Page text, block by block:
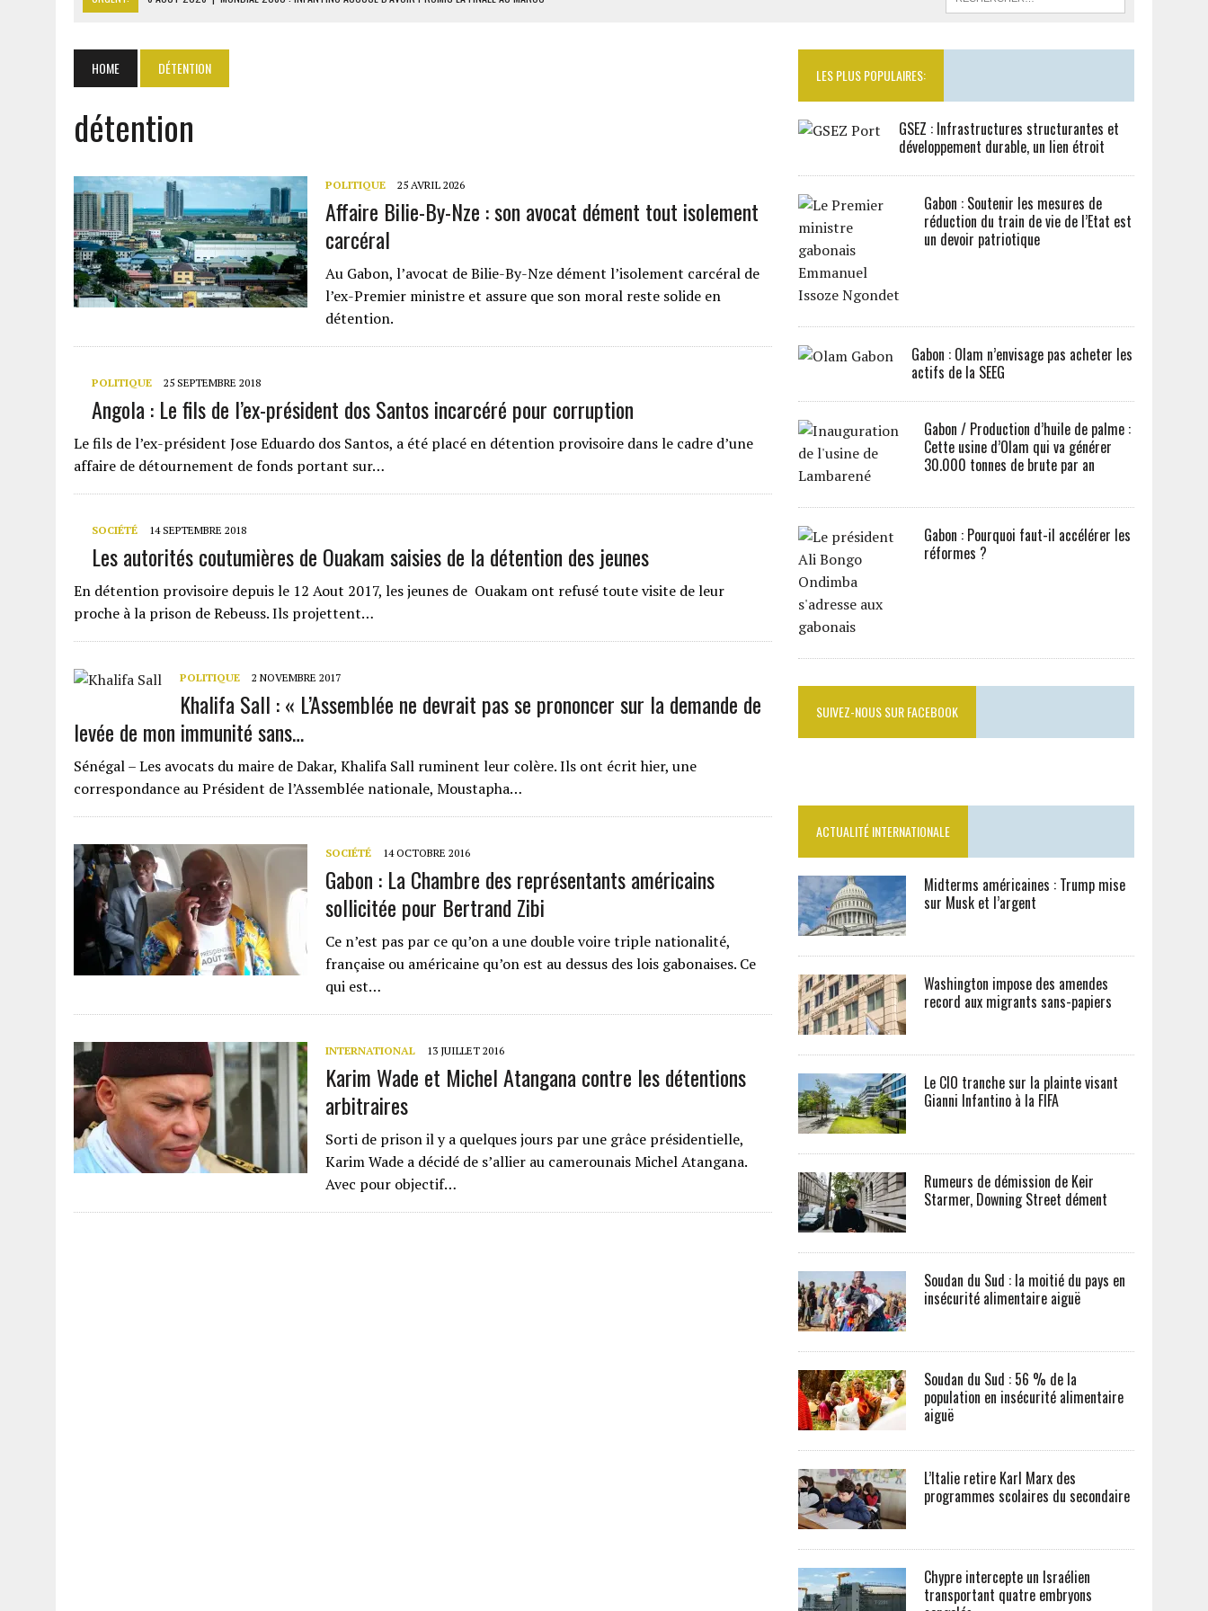
CÔTE D’IVOIRE-UE : 1 074 LIGNES TARIFAIRES DANS LA 4E PHASE DE L’APE
6 AOÛT 2026 | LA BANQUE MONDIALE ACCORDE 340 MILLIARDS FCFA AU SÉNÉGAL
6 AOÛT 2026 |
HOME DÉTENTION
détention
POLITIQUE 25 AVRIL 2026
Affaire Bilie-By-Nze : son avocat dément tout isolement
carcéral
Au Gabon, l’avocat de Bilie-By-Nze dément l’isolement carcéral de
l’ex-Premier ministre et assure que son moral reste solide en
détention.
POLITIQUE 25 SEPTEMBRE 2018
Angola : Le fils de l’ex-président dos Santos incarcéré pour corruption
Le fils de l’ex-président Jose Eduardo dos Santos, a été placé en détention provisoire dans le cadre d’une
affaire de détournement de fonds portant sur…
SOCIÉTÉ 14 SEPTEMBRE 2018
Les autorités coutumières de Ouakam saisies de la détention des jeunes
En détention provisoire depuis le 12 Aout 2017, les jeunes de Ouakam ont refusé toute visite de leur
proche à la prison de Rebeuss. Ils projettent…
POLITIQUE 2 NOVEMBRE 2017
Khalifa Sall : « L’Assemblée ne devrait pas se prononcer sur la demande de
levée de mon immunité sans…
Sénégal – Les avocats du maire de Dakar, Khalifa Sall ruminent leur colère. Ils ont écrit hier, une
correspondance au Président de l’Assemblée nationale, Moustapha…
SOCIÉTÉ 14 OCTOBRE 2016
Gabon : La Chambre des représentants américains
sollicitée pour Bertrand Zibi
Ce n’est pas par ce qu’on a une double voire triple nationalité,
française ou américaine qu’on est au dessus des lois gabonaises. Ce
qui est…
INTERNATIONAL 13 JUILLET 2016
Karim Wade et Michel Atangana contre les détentions
arbitraires
Sorti de prison il y a quelques jours par une grâce présidentielle,
Karim Wade a décidé de s’allier au camerounais Michel Atangana.
Avec pour objectif…
LES PLUS POPULAIRES:
GSEZ : Infrastructures structurantes et
développement durable, un lien étroit
Gabon : Soutenir les mesures de
réduction du train de vie de l’Etat est
un devoir patriotique
Gabon : Olam n’envisage pas acheter les
actifs de la SEEG
Gabon / Production d’huile de palme :
Cette usine d’Olam qui va générer
30.000 tonnes de brute par an
Gabon : Pourquoi faut-il accélérer les
réformes ?
SUIVEZ-NOUS SUR FACEBOOK
ACTUALITÉ INTERNATIONALE
Midterms américaines : Trump mise
sur Musk et l’argent
Washington impose des amendes
record aux migrants sans-papiers
Le CIO tranche sur la plainte visant
Gianni Infantino à la FIFA
Rumeurs de démission de Keir
Starmer, Downing Street dément
Soudan du Sud : la moitié du pays en
insécurité alimentaire aiguë
Soudan du Sud : 56 % de la
population en insécurité alimentaire
aiguë
L’Italie retire Karl Marx des
programmes scolaires du secondaire
Chypre intercepte un Israélien
transportant quatre embryons